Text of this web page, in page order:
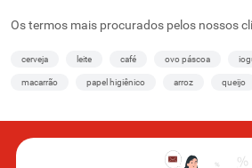
Os termos mais procurados pelos nossos
cerveja leite café ovo páscoa
macarrão papel higiênico arroz queijo